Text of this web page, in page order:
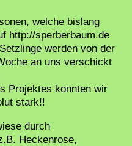
welche bislang
http://sperberbaum.de
werden von der
an uns verschickt
Projektes konnten wir
stark!!
durch
Heckenrose,